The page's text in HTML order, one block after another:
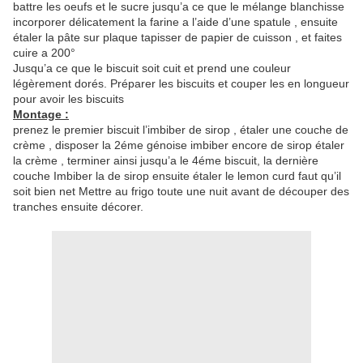
battre les oeufs et le sucre jusqu’a ce que le mélange blanchisse
incorporer délicatement la farine a l’aide d’une spatule , ensuite
étaler la pâte sur plaque tapisser de papier de cuisson , et faites
cuire a 200°
Jusqu’a ce que le biscuit soit cuit et prend une couleur
légèrement dorés. Préparer les biscuits et couper les en longueur
pour avoir les biscuits
Montage :
prenez le premier biscuit l’imbiber de sirop , étaler une couche de
crème , disposer la 2éme génoise imbiber encore de sirop étaler
la crème , terminer ainsi jusqu’a le 4éme biscuit, la dernière
couche Imbiber la de sirop ensuite étaler le lemon curd faut qu’il
soit bien net Mettre au frigo toute une nuit avant de découper des
tranches ensuite décorer.